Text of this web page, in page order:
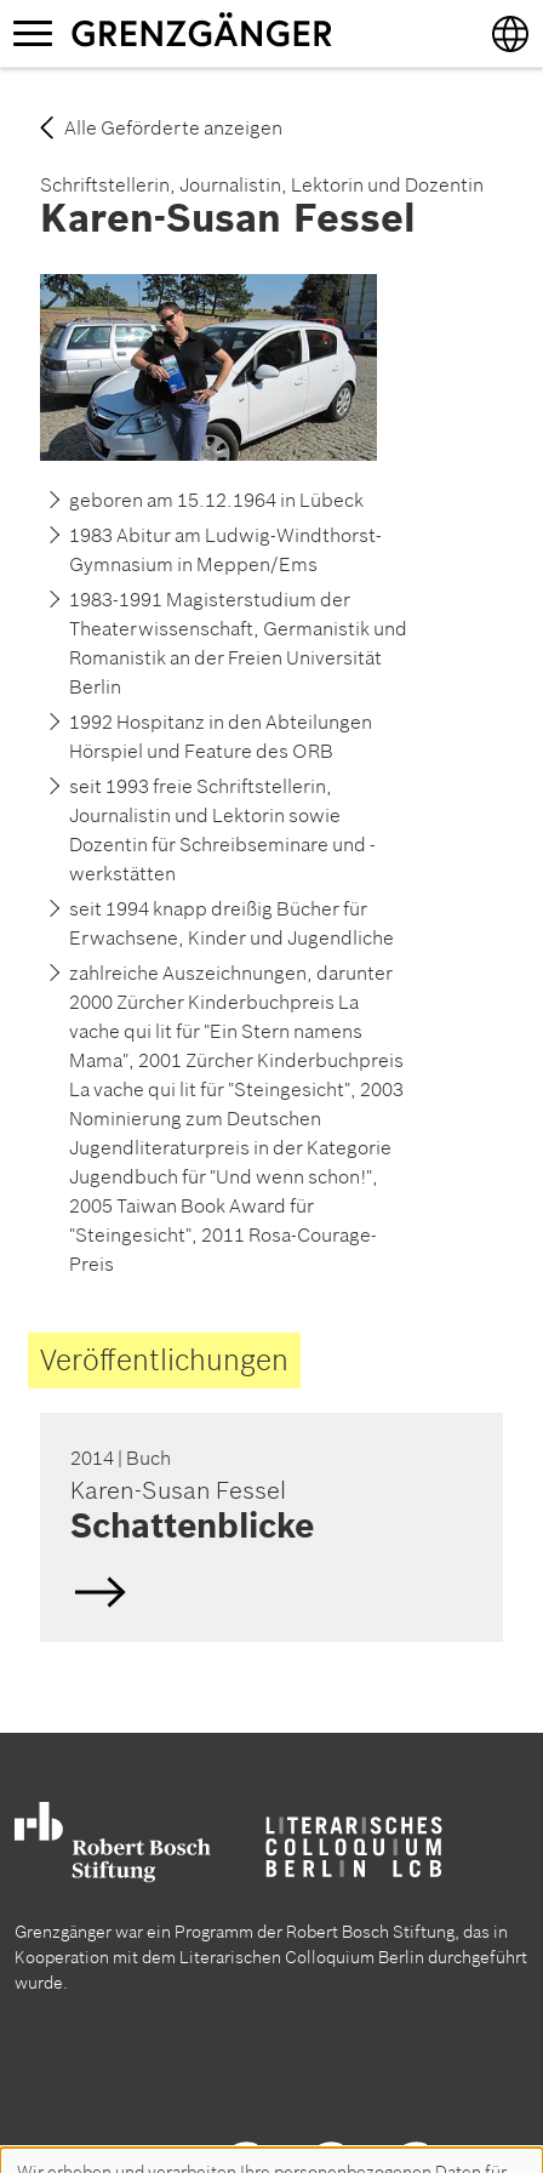
Direkt
zum
Inhalt
Navigation
aktivieren/deaktivieren
Alle Geförderte anzeigen
Schriftstellerin, Journalistin, Lektorin und Dozentin
Karen-Susan Fessel
geboren am 15.12.1964 in Lübeck
1983 Abitur am Ludwig-Windthorst-
Gymnasium in Meppen/Ems
1983-1991 Magisterstudium der
Theaterwissenschaft, Germanistik und
Romanistik an der Freien Universität
Berlin
1992 Hospitanz in den Abteilungen
Hörspiel und Feature des ORB
seit 1993 freie Schriftstellerin,
Journalistin und Lektorin sowie
Dozentin für Schreibseminare und -
werkstätten
seit 1994 knapp dreißig Bücher für
Erwachsene, Kinder und Jugendliche
zahlreiche Auszeichnungen, darunter
2000 Zürcher Kinderbuchpreis La
vache qui lit für "Ein Stern namens
Mama", 2001 Zürcher Kinderbuchpreis
La vache qui lit für "Steingesicht", 2003
Nominierung zum Deutschen
Jugendliteraturpreis in der Kategorie
Jugendbuch für "Und wenn schon!",
2005 Taiwan Book Award für
"Steingesicht", 2011 Rosa-Courage-
Preis
Veröffentlichungen
2014 | Buch
Karen-Susan Fessel
Schattenblicke
Grenzgänger war ein Programm der Robert Bosch Stiftung, das in
Kooperation mit dem Literarischen Colloquium Berlin durchgeführt
wurde.